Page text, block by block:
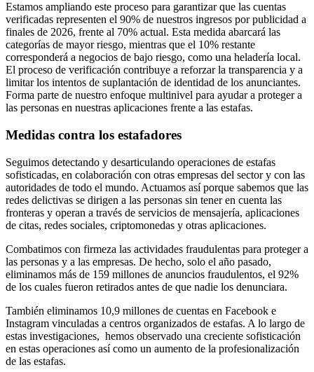
Estamos ampliando este proceso para garantizar que las cuentas
verificadas representen el 90% de nuestros ingresos por publicidad a
finales de 2026, frente al 70% actual. Esta medida abarcará las
categorías de mayor riesgo, mientras que el 10% restante
corresponderá a negocios de bajo riesgo, como una heladería local.
El proceso de verificación contribuye a reforzar la transparencia y a
limitar los intentos de suplantación de identidad de los anunciantes.
Forma parte de nuestro enfoque multinivel para ayudar a proteger a
las personas en nuestras aplicaciones frente a las estafas.
Medidas contra los estafadores
Seguimos detectando y desarticulando operaciones de estafas
sofisticadas, en colaboración con otras empresas del sector y con las
autoridades de todo el mundo. Actuamos así porque sabemos que las
redes delictivas se dirigen a las personas sin tener en cuenta las
fronteras y operan a través de servicios de mensajería, aplicaciones
de citas, redes sociales, criptomonedas y otras aplicaciones.
Combatimos con firmeza las actividades fraudulentas para proteger a
las personas y a las empresas. De hecho, solo el año pasado,
eliminamos más de 159 millones de anuncios fraudulentos, el 92%
de los cuales fueron retirados antes de que nadie los denunciara.
También eliminamos 10,9 millones de cuentas en Facebook e
Instagram vinculadas a centros organizados de estafas. A lo largo de
estas investigaciones, hemos observado una creciente sofisticación
en estas operaciones así como un aumento de la profesionalización
de las estafas.